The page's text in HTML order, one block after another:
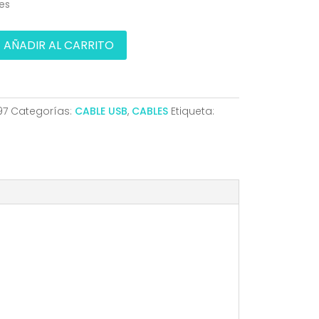
AÑADIR AL CARRITO
Categorías: CABLE USB, CABLES Etiqueta: